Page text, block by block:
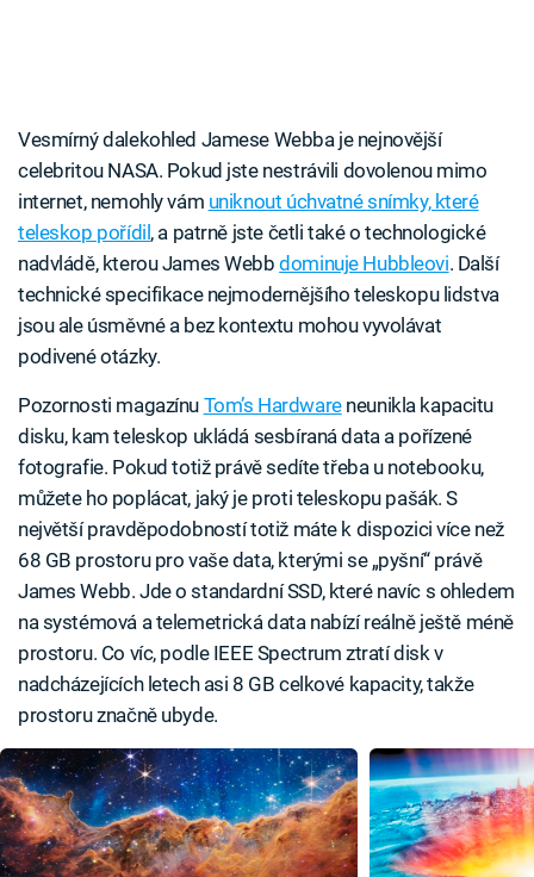
Vesmírný dalekohled Jamese Webba je nejnovější
celebritou NASA. Pokud jste nestrávili dovolenou mimo
internet, nemohly vám uniknout úchvatné snímky, které
teleskop pořídil , a patrně jste četli také o technologické
nadvládě, kterou James Webbdominuje Hubbleovi. Další
technické specifikace nejmodernějšího teleskopu lidstva
jsou ale úsměvné a bez kontextu mohou vyvolávat
podivené otázky.
Pozornosti magazínu Tom’s Hardwareneunikla kapacitu
disku, kam teleskop ukládá sesbíraná data a pořízené
fotografie. Pokud totiž právě sedíte třeba u notebooku,
můžete ho poplácat, jaký je proti teleskopu pašák. S
největší pravděpodobností totiž máte k dispozici více než
68 GB prostoru pro vaše data, kterými se „pyšní“ právě
James Webb. Jde o standardní SSD, které navíc s ohledem
na systémová a telemetrická data nabízí reálně ještě méně
prostoru. Co víc, podle IEEE Spectrum ztratí disk v
nadcházejících letech asi 8 GB celkové kapacity, takže
prostoru značně ubyde.